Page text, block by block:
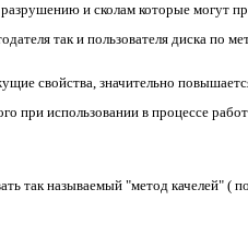
и сколам которые могут
так и пользователя диска по
свойства, значительно
при использовании в процессе
так называемый "метод качелей" (